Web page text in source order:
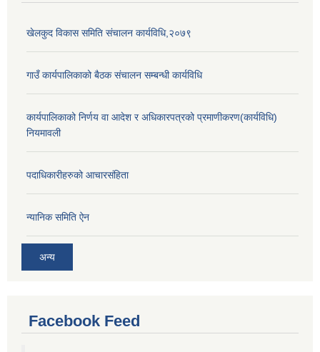
खेलकुद विकास समिति संचालन कार्यविधि,२०७९
गाउँ कार्यपालिकाको बैठक संचालन सम्बन्धी कार्यविधि
कार्यपालिकाको निर्णय वा आदेश र अधिकारपत्रको प्रमाणीकरण(कार्यविधि)
नियमावली
पदाधिकारीहरुको आचारसंहिता
न्यानिक समिति ऐन
अन्य
Facebook Feed